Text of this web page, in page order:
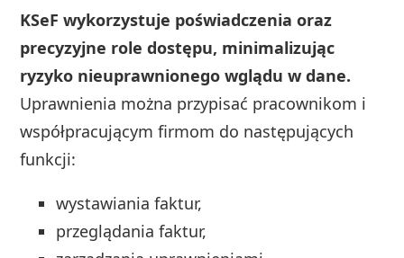
KSeF wykorzystuje poświadczenia oraz
precyzyjne role dostępu, minimalizując
ryzyko nieuprawnionego wglądu w dane.
Uprawnienia można przypisać pracownikom i
współpracującym firmom do następujących
funkcji:
wystawiania faktur,
przeglądania faktur,